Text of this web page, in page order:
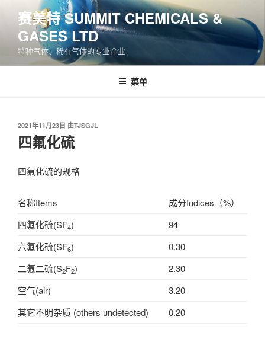
赛美特 SUMMIT CHEMICALS &
GASES LTD
特种气体、稀有气体的专业企业
菜单
发
布
于
2021年11月23日 由TJSGJL
四氟化硫
四氟化硫的规格
名称Items
成分Indices（%）
四氟化硫(SF4)
94
六氟化硫(SF6)
0.30
二氟二硫(S2F2)
2.30
空气(air)
3.20
其它不明杂质 (others undetected)
0.20